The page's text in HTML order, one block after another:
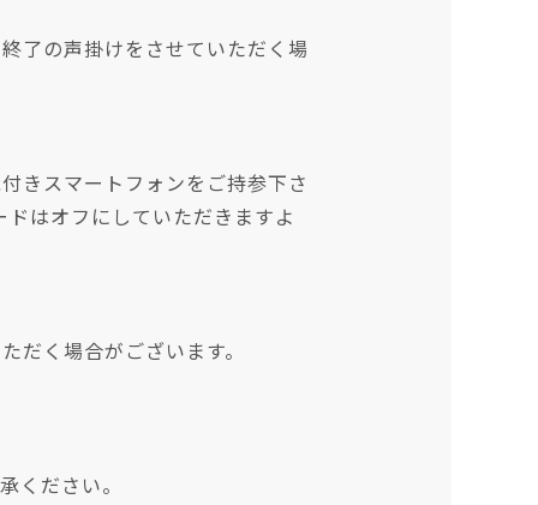
了の声掛けをさせていただく場
きスマートフォンをご持参下さ
はオフにしていただきますよ
だく場合がございます。
ください。